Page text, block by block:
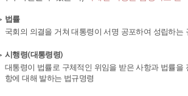
법률
국회의 의결을 거쳐 대통령이 서명 공포하여 성립하는
시행령(대통령령)
대통령이 법률로 구체적인 위임을 받은 사항과 법률을
항에 대해 발하는 법규명령